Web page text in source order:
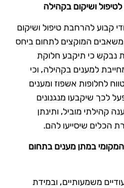
קבוע להרחבת טיפול ושיקום
המוקצים לתחום ביחס
נבקש כי תיקבע חלוקת
למענים בקהילה, וכי
לחלופות אשפוז ומענים
לכך שיקבעו מנגנונים
קהילתי מוביל, ותינתן
הכלים שיסייעו להם.
במתן מענים בתחום
משמעותיים, ובמידת